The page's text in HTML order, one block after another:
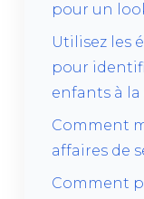
pour un
Utilisez les
pour
enfants à
Comment
affaires de
Comment